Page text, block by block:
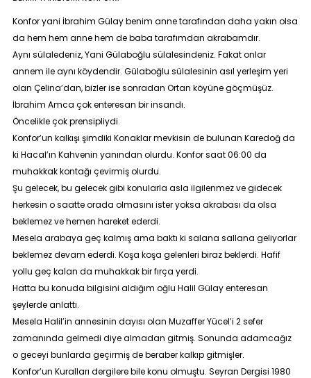
Konfor yani İbrahim Gülay benim anne tarafından daha yakın olsa
da hem hem anne hem de baba tarafımdan akrabamdır.
Aynı sülaledeniz, Yani Gülaboğlu sülalesindeniz. Fakat onlar
annem ile aynı köydendir. Gülaboğlu sülalesinin asıl yerleşim yeri
olan Çelina’dan, bizler ise sonradan Ortan köyüne göçmüşüz.
İbrahim Amca çok enteresan bir insandı.
Öncelikle çok prensipliydi.
Konfor’un kalkışı şimdiki Konaklar mevkisin de bulunan Karedoğ da
ki Hacal’ın Kahvenin yanından olurdu. Konfor saat 06:00 da
muhakkak kontağı çevirmiş olurdu.
Şu gelecek, bu gelecek gibi konularla asla ilgilenmez ve gidecek
herkesin o saatte orada olmasını ister yoksa akrabası da olsa
beklemez ve hemen hareket ederdi.
Mesela arabaya geç kalmış ama baktı ki salana sallana geliyorlar
beklemez devam ederdi. Koşa koşa gelenleri biraz beklerdi. Hafif
yollu geç kalan da muhakkak bir fırça yerdi.
Hatta bu konuda bilgisini aldığım oğlu Halil Gülay enteresan
şeylerde anlattı.
Mesela Halil’in annesinin dayısı olan Muzaffer Yücel’i 2 sefer
zamanında gelmedi diye almadan gitmiş. Sonunda adamcağız
o geceyi bunlarda geçirmiş de beraber kalkıp gitmişler.
Konfor’un Kuralları dergilere bile konu olmuştu. Seyran Dergisi 1980